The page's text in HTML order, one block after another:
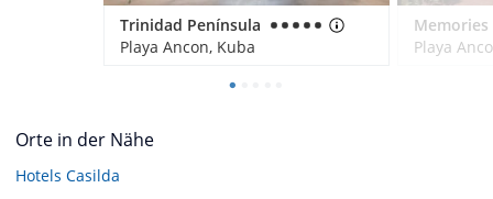
Trinidad Península
Playa Ancon, Kuba
Playa
Orte in der Nähe
Hotels Casilda